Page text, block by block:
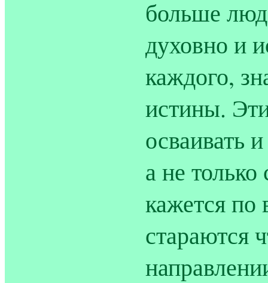
больше
духовно и
каждого,
истины.
осваивать
а не
кажется по
стараются